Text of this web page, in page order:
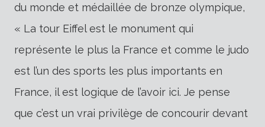
du monde et médaillée de bronze olympique,
« La tour Eiffel est le monument qui
représente le plus la France et comme le judo
est l’un des sports les plus importants en
France, il est logique de l’avoir ici. Je pense
que c’est un vrai privilège de concourir devant